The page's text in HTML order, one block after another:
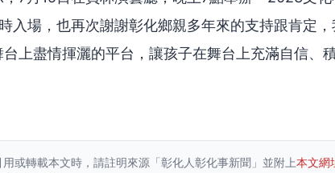
入場，也再次謝謝彰化鄉親多年來的支持跟肯定
上盡情揮灑的平台，讓孩子在舞台上充滿自信、
用或轉載本文時，請註明來源「彰化人彰化事新聞」並附上本文網